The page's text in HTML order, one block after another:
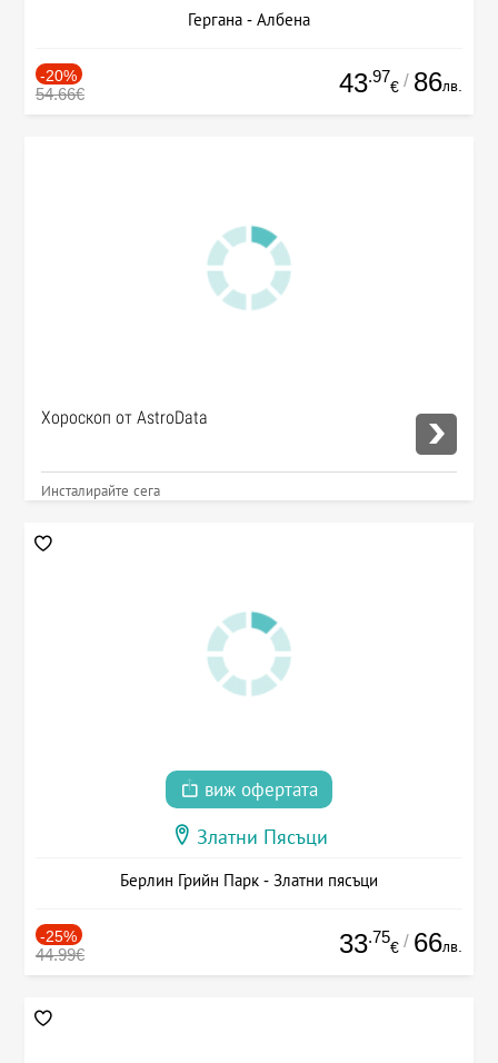
Гергана - Албена
-20%
54.66€ 43.97
€ / 86лв.
Хороскоп от AstroData
Инсталирайте сега
виж офертата
Златни Пясъци
Берлин Грийн Парк - Златни пясъци
-25%
44.99€ 33.75
€ / 66лв.